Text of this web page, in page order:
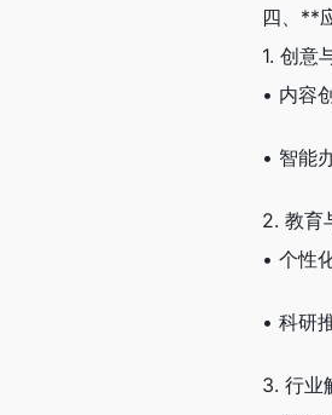
四、**
1. 创意
• 内容
• 智能
2. 教育
• 个性
• 科研
3. 行业